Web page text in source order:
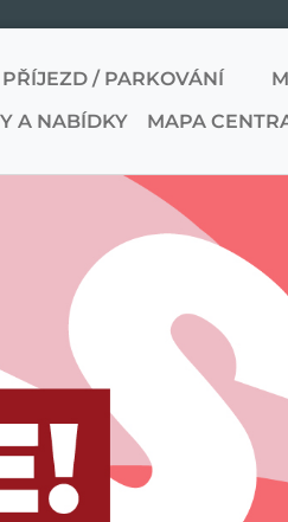
PŘÍJEZD / PARKOVÁNÍ
A NABÍDKY MAPA